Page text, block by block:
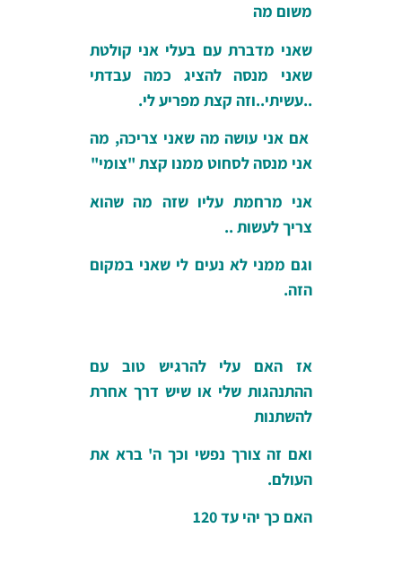
משום מה
שאני מדברת עם בעלי אני קולטת
שאני מנסה להציג כמה עבדתי
..עשיתי..וזה קצת מפריע לי.
אם אני עושה מה שאני צריכה, מה
אני מנסה לסחוט ממנו קצת "צומי"
אני מרחמת עליו שזה מה שהוא
צריך לעשות ..
וגם ממני לא נעים לי שאני במקום
הזה.
אז האם עלי להרגיש טוב עם
ההתנהגות שלי או שיש דרך אחרת
להשתנות
ואם זה צורך נפשי וכך ה' ברא את
העולם.
האם כך יהי עד 120